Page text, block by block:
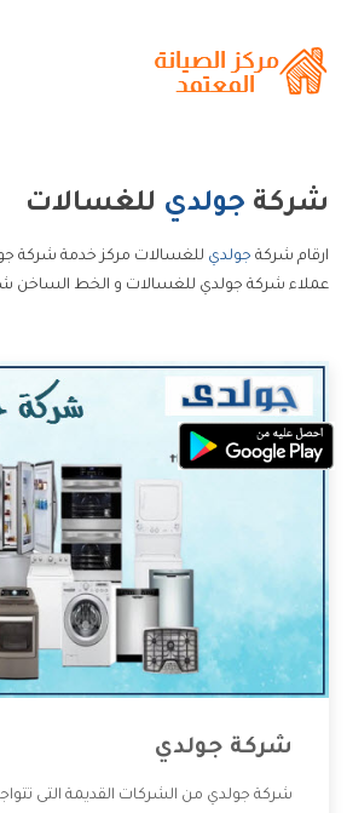
شركة جولدي للغسالات
ارقام شركة جولدي للغسالات مركز خدمة شركة
عملاء شركة جولدي للغسالات و الخط الساخن
شركة جولدي
شركة جولدي من الشركات القديمة التى